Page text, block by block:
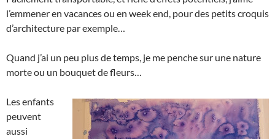
l’emmener en vacances ou en week end, pour des petits croquis
d’architecture par exemple…
Quand j’ai un peu plus de temps, je me penche sur une nature
morte ou un bouquet de fleurs…
Les enfants
peuvent
aussi